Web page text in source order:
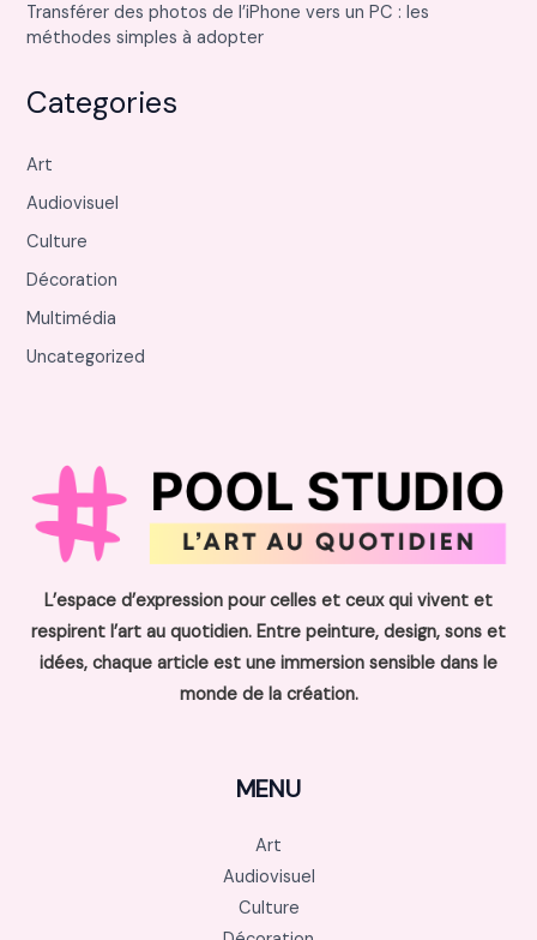
Transférer des photos de l’iPhone vers un PC : les
méthodes simples à adopter
Categories
Art
Audiovisuel
Culture
Décoration
Multimédia
Uncategorized
L’espace d’expression pour celles et ceux qui vivent et
respirent l’art au quotidien. Entre peinture, design, sons et
idées, chaque article est une immersion sensible dans le
monde de la création.
MENU
Art
Audiovisuel
Culture